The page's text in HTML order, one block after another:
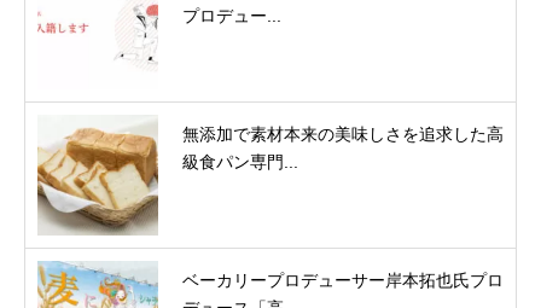
プロデュー...
無添加で素材本来の美味しさを追求した高
級食パン専門...
ベーカリープロデューサー岸本拓也氏プロ